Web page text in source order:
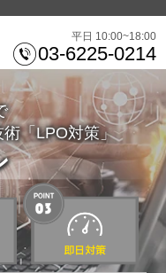
平日 10:00~18:00
03-6225-0214
「LPO対策」